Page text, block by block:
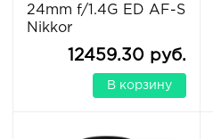
24mm f/1.4G ED AF-S
Nikkor
12459.30 руб.
В корзину